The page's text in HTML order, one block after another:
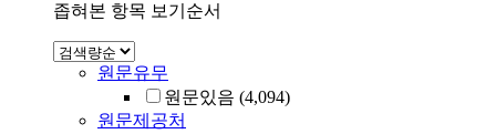
좁혀본 항목 보기순서
원문유무
원문있음 (4,094)
원문제공처